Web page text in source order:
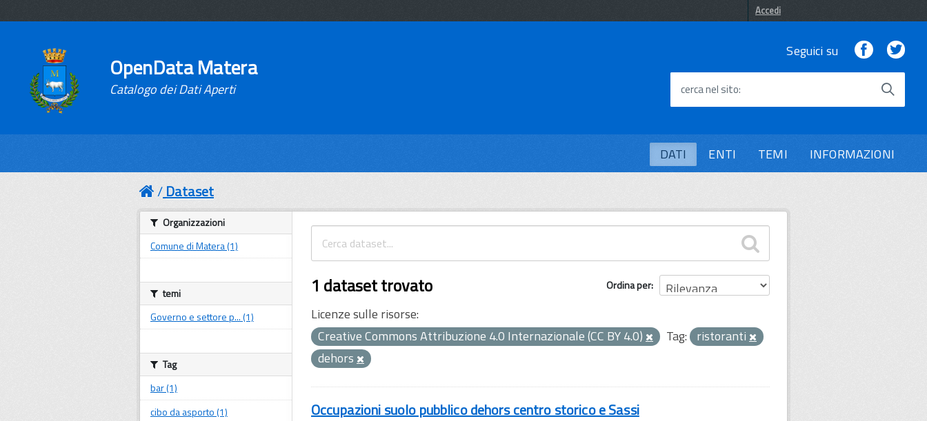
Accedi
OpenData Matera
Catalogo dei Dati Aperti
Seguici su Facebook
cerca nel sito
DATI ENTI TEMI INFORMAZIONI
Dataset
Ordina per
1 dataset trovato
Licenze sulle risorse:
Creative Commons Attribuzione 4.0 Internazionale (CC BY 4.0)
Tag: ristoranti
dehors
Occupazioni suolo pubblico dehors centro storico e Sassi
Organizzazioni
Comune di Matera (1)
temi
Governo e settore p... (1)
Tag
bar (1)
cibo da asporto (1)